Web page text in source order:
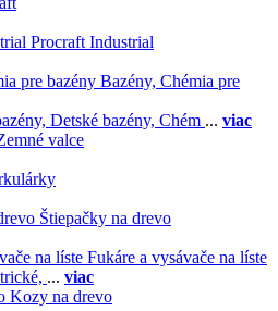
Procraft Industrial
Bazény, Chémia pre
Detské bazény, Chém ... viac
valce
Štiepačky na drevo
Fukáre a vysávače na líste
... viac
Kozy na drevo